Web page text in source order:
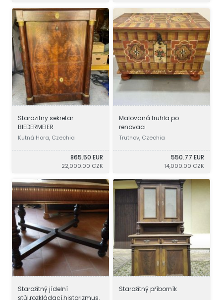
Starozitny sekretar
BIEDERMEIER
Kutná Hora, Czechia
865.50 EUR
22,000.00 CZK
Malovaná truhla po
renovaci
Trutnov, Czechia
550.77 EUR
14,000.00 CZK
Starožitný jídelní
stůl,rozkládací,historizmus.
Starožitný příborník